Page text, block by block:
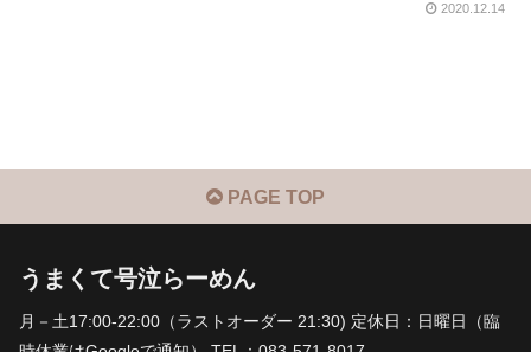
2020.12.14
PAGE TOP
うまくて号泣らーめん
月－土17:00-22:00（ラストオーダー 21:30) 定休日：日曜日（臨